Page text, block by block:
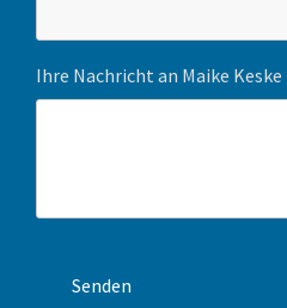
Ihre Nachricht an Maike Keske